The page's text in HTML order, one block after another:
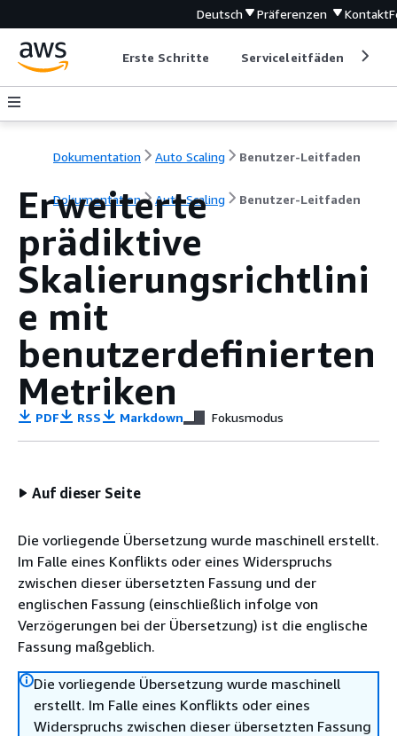
Deutsch Präferenzen Kontakt
Erste Schritte Serviceleitfäden
Dokumentation Auto Scaling Benutzer-Leitfaden
Dokumentation Auto Scaling Benutzer-Leitfaden
Erweiterte
prädiktive
Skalierungsrichtlini
e mit
benutzerdefinierten
Metriken
PDF RSS Markdown Fokusmodus
Auf dieser Seite
Die vorliegende Übersetzung wurde maschinell erstellt.
Im Falle eines Konflikts oder eines Widerspruchs
zwischen dieser übersetzten Fassung und der
englischen Fassung (einschließlich infolge von
Verzögerungen bei der Übersetzung) ist die englische
Fassung maßgeblich.
Die vorliegende Übersetzung wurde maschinell
erstellt. Im Falle eines Konflikts oder eines
Widerspruchs zwischen dieser übersetzten Fassung